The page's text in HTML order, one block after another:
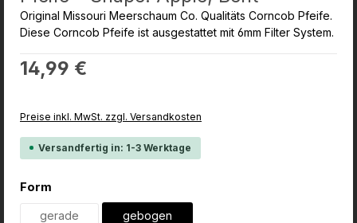
Original Missouri Meerschaum Co. Qualitäts Corncob Pfeife.
Diese Corncob Pfeife ist ausgestattet mit 6mm Filter System.
Regulärer Preis:
14,99 €
Preise inkl. MwSt. zzgl. Versandkosten
Versandfertig in: 1-3 Werktage
Form
gerade gebogen